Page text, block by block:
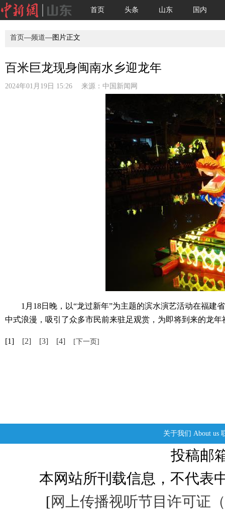
首页 头条 山东 国内
首页—频道—图片正文
百米巨龙现身闽南水乡迎龙年
2024年01月19日 15:26 来源： 中国新闻网
1月18日晚，以“龙过新年”为主题的滨水演艺活动在福建
中式浪漫，吸引了众多市民前来驻足观赏，为即将到来的龙
[1] [2] [3] [4] [下一页]
关于我们 About us
投稿邮
本网站所刊载信息，不代表
[网上传播视听节目许可证